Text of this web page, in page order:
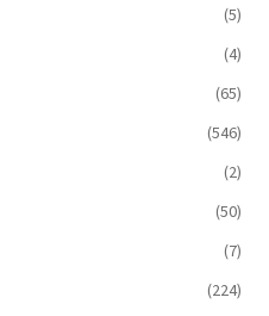
(5)
(4)
(65)
(546)
(2)
(50)
(7)
(224)